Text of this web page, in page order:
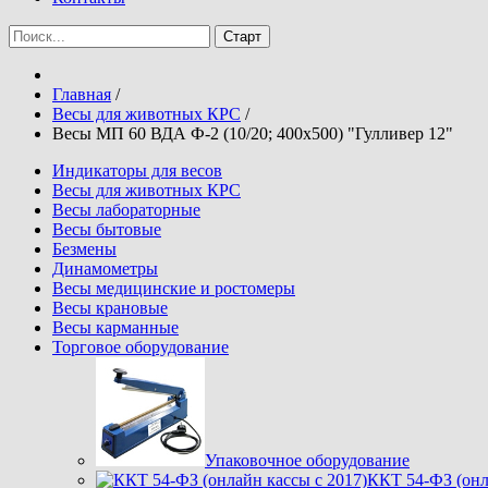
Главная /
Весы для животных КРС /
Весы МП 60 ВДА Ф-2 (10/20; 400х500) "Гулливер 12"
Индикаторы для весов
Весы для животных КРС
Весы лабораторные
Весы бытовые
Безмены
Динамометры
Весы медицинские и ростомеры
Весы крановые
Весы карманные
Торговое оборудование
Упаковочное оборудование
ККТ 54-ФЗ